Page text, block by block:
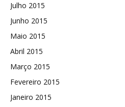
Julho 2015
Junho 2015
Maio 2015
Abril 2015
Março 2015
Fevereiro 2015
Janeiro 2015